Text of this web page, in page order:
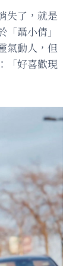
失了，就是
聶小倩」
氣動人，但
「好喜歡現